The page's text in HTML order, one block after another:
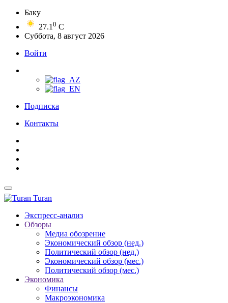
Баку
27.1 0 C
Суббота, 8 август 2026
Войти
Подписка
Контакты
Turan
Экспресс-анализ
Обзоры
Медиа обозрение
Экономический обзор (нед.)
Политический обзор (нед.)
Экономический обзор (мес.)
Политический обзор (мес.)
Экономика
Финансы
Макроэкономика